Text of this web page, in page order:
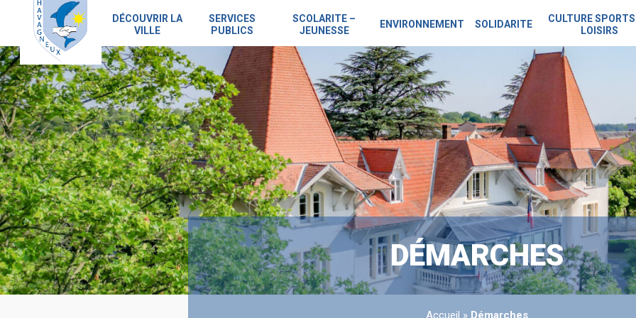
content
DÉCOUVRIR LA
VILLE
SERVICES
PUBLICS
SCOLARITE –
JEUNESSE
ENVIRONNEMENT SOLIDARITE
CULTURE
LOISIRS
DÉMARCHES
Accueil » Démarches